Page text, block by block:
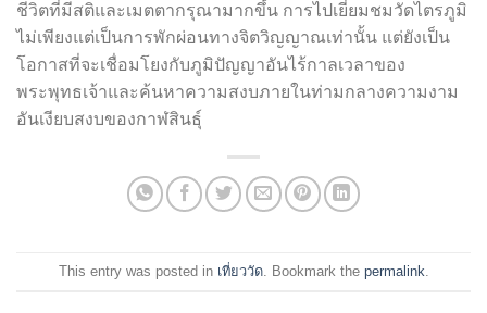
ชีวิตที่มีสติและเมตตากรุณามากขึ้น การไปเยี่ยมชมวัดไตรภูมิ
ไม่เพียงแต่เป็นการพักผ่อนทางจิตวิญญาณเท่านั้น แต่ยังเป็น
โอกาสที่จะเชื่อมโยงกับภูมิปัญญาอันไร้กาลเวลาของ
พระพุทธเจ้าและค้นหาความสงบภายในท่ามกลางความงาม
อันเงียบสงบของกาฬสินธุ์
This entry was posted in เที่ยววัด. Bookmark the permalink